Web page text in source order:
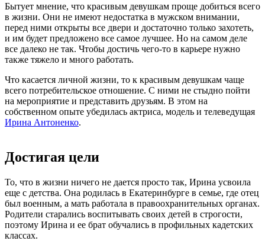
Бытует мнение, что красивым девушкам проще добиться всего
в жизни. Они не имеют недостатка в мужском внимании,
перед ними открыты все двери и достаточно только захотеть,
и им будет предложено все самое лучшее. Но на самом деле
все далеко не так. Чтобы достичь чего-то в карьере нужно
также тяжело и много работать.
Что касается личной жизни, то к красивым девушкам чаще
всего потребительское отношение. С ними не стыдно пойти
на мероприятие и представить друзьям. В этом на
собственном опыте убедилась актриса, модель и телеведущая
Ирина Антоненко.
Достигая цели
То, что в жизни ничего не дается просто так, Ирина усвоила
еще с детства. Она родилась в Екатеринбурге в семье, где отец
был военным, а мать работала в правоохранительных органах.
Родители старались воспитывать своих детей в строгости,
поэтому Ирина и ее брат обучались в профильных кадетских
классах.